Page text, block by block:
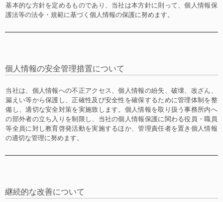
基本的な方針を定めるものであり、当社は本方針に則って、個人情報保
護法等の法令・規範に基づく個人情報の保護に努めます。
個人情報の安全管理措置について
当社は、個人情報への不正アクセス、個人情報の紛失、破壊、改ざん、
漏えい等から保護し、正確性及び安全性を確保するために管理体制を整
備し、適切な安全対策を実施致します。個人情報を取り扱う事務所内へ
の部外者の立ち入りを制限し、当社の個人情報保護に関わる役員・職員
等全員に対し教育啓発活動を実施するほか、管理責任者を置き個人情報
の適切な管理に努めます。
継続的な改善について